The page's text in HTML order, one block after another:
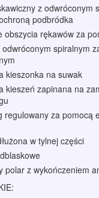
z odwróconym
podbródka
obszycia rękawów za
spiralnym
kieszonka na suwak
kieszeń zapinana na
regulowany za pomocą
w tylnej części
polar z wykończeniem